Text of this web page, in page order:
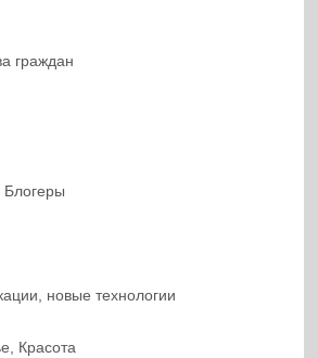
граждан
Блогеры
новые технологии
Красота